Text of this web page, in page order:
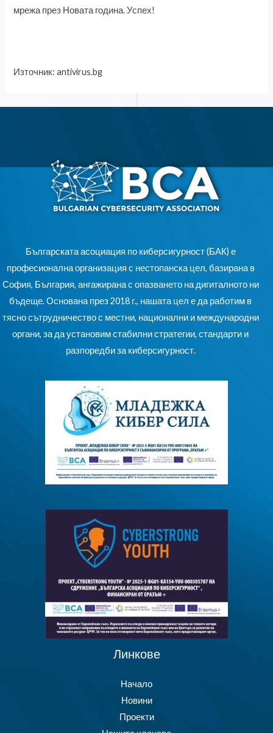
мрежа през Новата година. Успех!
Източник: antivirus.bg
Българската асоциация по киберсигурност (БАК) е
професионална организация с нестопанска цел, базирана в
София, България, ангажирана с опазването на дигиталното ни
бъдеще. Основана през 2018 г., нашата цел е да работим в
тясно сътрудничество с местни, национални и международни
органи, за да установим стабилни стратегии, стандарти и
разпоредби за киберсигурност.
Линкове
Начало
Новини
Проекти